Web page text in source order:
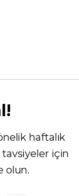
haftalık
için
olun.